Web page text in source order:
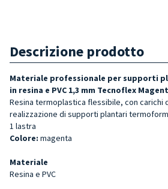
Descrizione prodotto
Materiale professionale per supporti
in resina e PVC 1,3 mm Tecnoflex
Resina termoplastica flessibile, con carichi
realizzazione di supporti plantari
1 lastra
Colore: magenta
Materiale
Resina e PVC